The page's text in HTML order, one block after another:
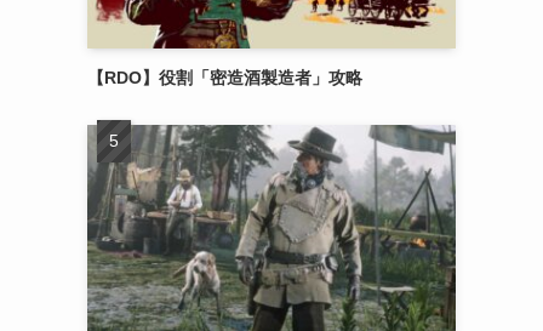
【RDO】役割「密造酒製造者」攻略